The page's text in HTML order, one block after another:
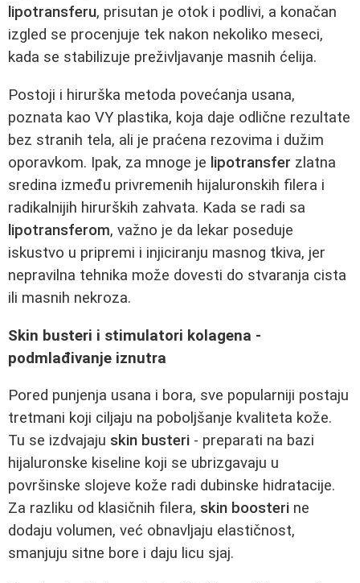
lipotransferu, prisutan je otok i podlivi, a konačan
izgled se procenjuje tek nakon nekoliko meseci,
kada se stabilizuje preživljavanje masnih ćelija.
Postoji i hirurška metoda povećanja usana,
poznata kao VY plastika, koja daje odlične rezultate
bez stranih tela, ali je praćena rezovima i dužim
oporavkom. Ipak, za mnoge je lipotransfer zlatna
sredina između privremenih hijaluronskih filera i
radikalnijih hirurških zahvata. Kada se radi sa
lipotransferom, važno je da lekar poseduje
iskustvo u pripremi i injiciranju masnog tkiva, jer
nepravilna tehnika može dovesti do stvaranja cista
ili masnih nekroza.
Skin busteri i stimulatori kolagena -
podmlađivanje iznutra
Pored punjenja usana i bora, sve popularniji postaju
tretmani koji ciljaju na poboljšanje kvaliteta kože.
Tu se izdvajaju skin busteri - preparati na bazi
hijaluronske kiseline koji se ubrizgavaju u
površinske slojeve kože radi dubinske hidratacije.
Za razliku od klasičnih filera, skin boosteri ne
dodaju volumen, već obnavljaju elastičnost,
smanjuju sitne bore i daju licu sjaj.